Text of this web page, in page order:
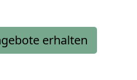
erhalten